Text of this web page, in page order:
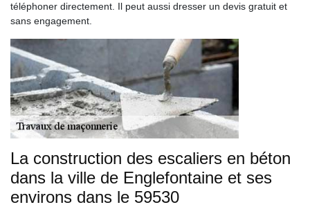
téléphoner directement. Il peut aussi dresser un devis gratuit et
sans engagement.
La construction des escaliers en béton
dans la ville de Englefontaine et ses
environs dans le 59530